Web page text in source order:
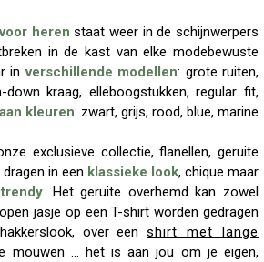
heren staat weer in de schijnwerpers
in de kast van elke modebewuste
inverschillende modellen: grote ruiten,
kraag, elleboogstukken, regular fit,
kleuren: zwart, grijs, rood, blue, marine
exclusieve collectie, flanellen, geruite
in een klassieke look, chique maar
. Het geruite overhemd kan zowel
jasje op een T-shirt worden gedragen
over eenshirt met lange
mouwen ... het is aan jou om je eigen,